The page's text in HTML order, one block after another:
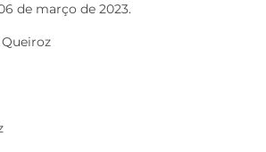
de março de 2023.
Silva de Queiroz